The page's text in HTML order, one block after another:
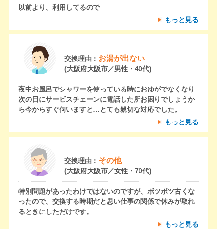
以前より、利用してるので
もっと見る
交換理由： お湯が出ない
(大阪府大阪市／男性・40代)
夜中お風呂でシャワーを使っている時におゆがでなくなり
次の日にサービスチェーンに電話した所お困りでしょうか
ら今からすぐ伺いますと…とても親切な対応でした。
もっと見る
交換理由： その他
(大阪府大阪市／女性・70代)
特別問題があったわけではないのですが、ボツボツ古くな
ったので、交換する時期だと思い仕事の関係で休みが取れ
るときにしただけです。
もっと見る